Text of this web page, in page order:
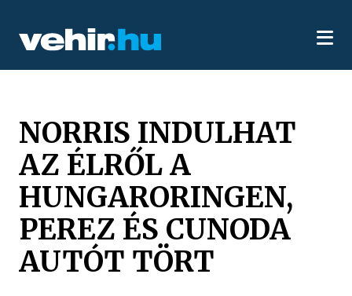
NORRIS INDULHAT
AZ ÉLRŐL A
HUNGARORINGEN,
PEREZ ÉS CUNODA
AUTÓT TÖRT